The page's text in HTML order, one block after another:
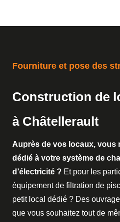
Fourniture et pose des
Construction de
à Châtellerault
Auprès de vos locaux, vous
dédié à votre système de
d’électricité ? Et pour les
équipement de filtration de
petit local dédié ? Des
que vous souhaitez tout de